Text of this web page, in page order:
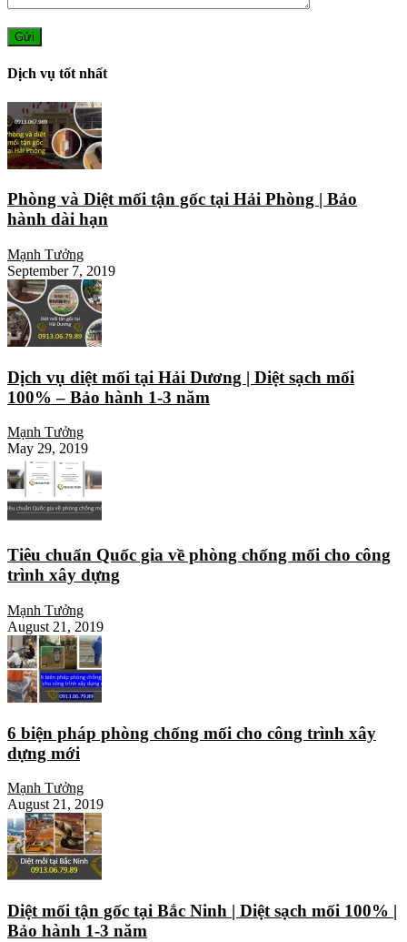
Dịch vụ tốt nhất
Phòng và Diệt mối tận gốc tại Hải Phòng | Bảo
hành dài hạn
Mạnh Tưởng
September 7, 2019
Dịch vụ diệt mối tại Hải Dương | Diệt sạch mối
100% – Bảo hành 1-3 năm
Mạnh Tưởng
May 29, 2019
Tiêu chuẩn Quốc gia về phòng chống mối cho công
trình xây dựng
Mạnh Tưởng
August 21, 2019
6 biện pháp phòng chống mối cho công trình xây
dựng mới
Mạnh Tưởng
August 21, 2019
Diệt mối tận gốc tại Bắc Ninh | Diệt sạch mối 100% |
Bảo hành 1-3 năm